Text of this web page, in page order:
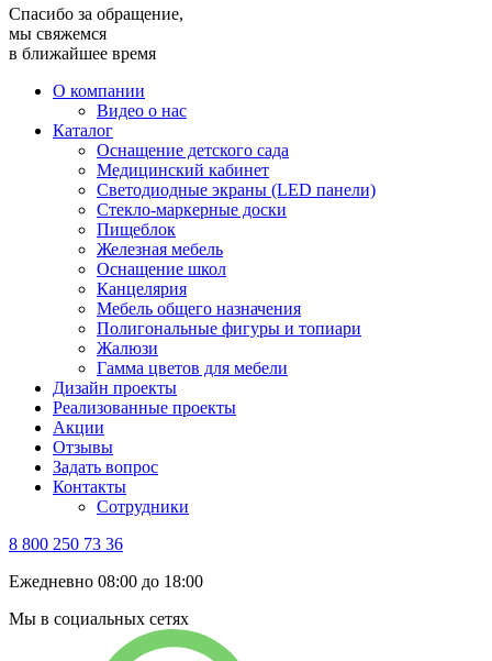
Спасибо за обращение,
мы свяжемся
в ближайшее время
О компании
Видео о нас
Каталог
Оснащение детского сада
Медицинский кабинет
Светодиодные экраны (LED панели)
Стекло-маркерные доски
Пищеблок
Железная мебель
Оснащение школ
Канцелярия
Мебель общего назначения
Полигональные фигуры и топиари
Жалюзи
Гамма цветов для мебели
Дизайн проекты
Реализованные проекты
Акции
Отзывы
Задать вопрос
Контакты
Сотрудники
8 800 250 73 36
Ежедневно 08:00 до 18:00
Мы в социальных сетях